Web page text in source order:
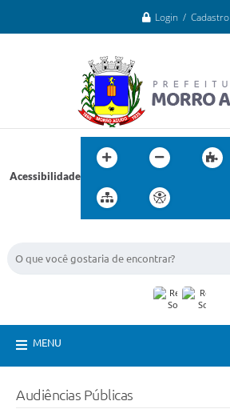
Login / Cadastro
Acessibilidade
MENU
Audiências Públicas